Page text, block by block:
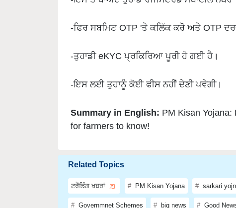
for farmers to know!
Governmnet Schemes big news Good